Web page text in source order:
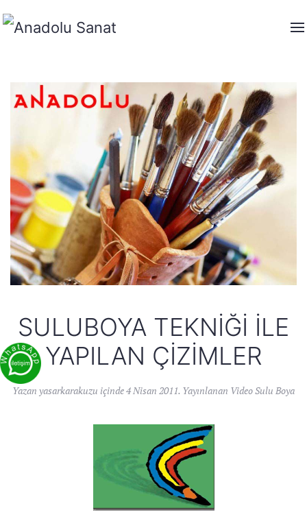
SULUBOYA TEKNIĞI İLE
YAPILAN ÇIZIMLER
Yazan yasarkarakuzu içinde4 Nisan 2011. Yayınlanan Video Sulu Boya